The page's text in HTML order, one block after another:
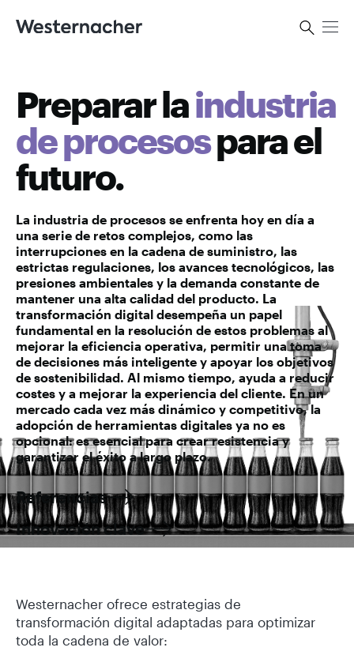
Preparar laindustria
de procesospara el
futuro.
La industria de procesos se enfrenta hoy en día a
una serie de retos complejos, como las
interrupciones en la cadena de suministro, las
estrictas regulaciones, los avances tecnológicos, las
presiones ambientales y la demanda constante de
mantener una alta calidad del producto. La
transformación digital desempeña un papel
fundamental en la resolución de estos problemas al
mejorar la eficiencia operativa, permitir una toma
de decisiones más inteligente y apoyar los objetivos
de sostenibilidad. Al mismo tiempo, ayuda a reducir
costes y a mejorar la experiencia del cliente. En un
mercado cada vez más dinámico y competitivo, la
adopción de herramientas digitales ya no es
opcional: es esencial para crear resistencia y
garantizar el éxito a largo plazo.
Referencias
Innovación clave
Westernacher ofrece estrategias de
transformación digital adaptadas para optimizar
toda la cadena de valor: